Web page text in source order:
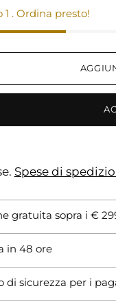
. Ordina presto!
Spese di
gratuita sopra i €
in 48 ore
di sicurezza per i